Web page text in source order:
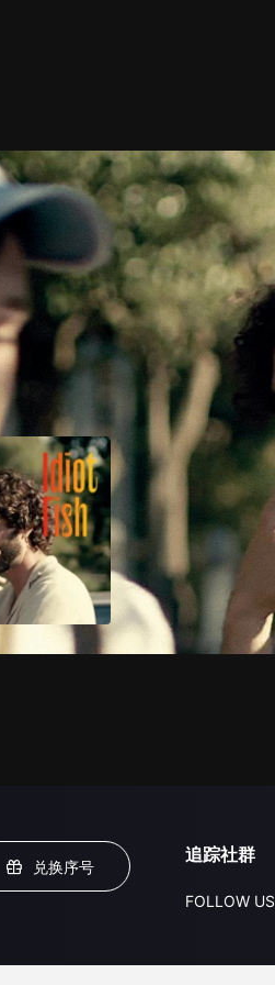
剧情介绍
兑换序号
追踪社群
FOLLOW US